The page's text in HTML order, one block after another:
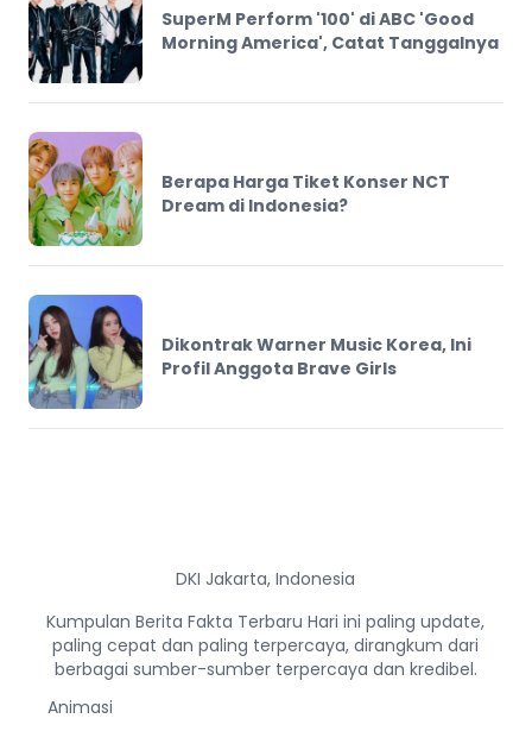
SuperM Perform '100' di ABC 'Good
Morning America', Catat Tanggalnya
Berapa Harga Tiket Konser NCT
Dream di Indonesia?
Dikontrak Warner Music Korea, Ini
Profil Anggota Brave Girls
DKI Jakarta, Indonesia
Kumpulan Berita Fakta Terbaru Hari ini paling update,
paling cepat dan paling terpercaya, dirangkum dari
berbagai sumber-sumber terpercaya dan kredibel.
Animasi